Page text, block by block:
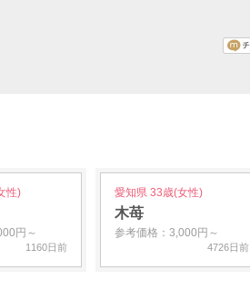
性)
円～
1160日前
愛知県 33歳(女性)
木苺
参考価格：3,000円～
4726日前